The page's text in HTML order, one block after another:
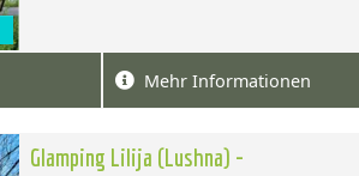
Mehr Informationen
Glamping Lilija (Lushna) -